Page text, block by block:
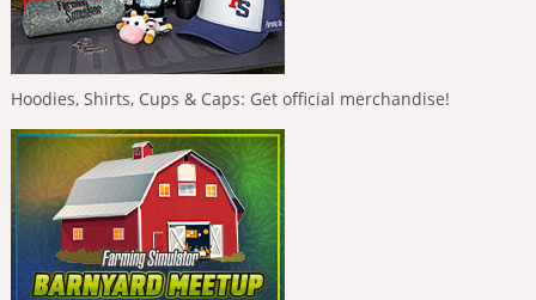
Hoodies, Shirts, Cups & Caps: Get official merchandise!